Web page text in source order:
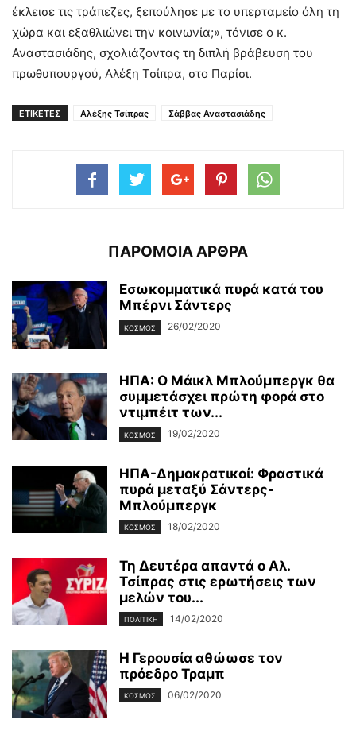
έκλεισε τις τράπεζες, ξεπούλησε με το υπερταμείο όλη τη
χώρα και εξαθλιώνει την κοινωνία;», τόνισε ο κ.
Αναστασιάδης, σχολιάζοντας τη διπλή βράβευση του
πρωθυπουργού, Αλέξη Τσίπρα, στο Παρίσι.
ΕΤΙΚΕΤΕΣ Αλέξης Τσίπρας Σάββας Αναστασιάδης
ΠΑΡΟΜΟΙΑ ΑΡΘΡΑ
Εσωκομματικά πυρά κατά του
Μπέρνι Σάντερς
ΚΌΣΜΟΣ 26/02/2020
ΗΠΑ: Ο Μάικλ Μπλούμπεργκ θα
συμμετάσχει πρώτη φορά στο
ντιμπέιτ των...
ΚΌΣΜΟΣ 19/02/2020
ΗΠΑ-Δημοκρατικοί: Φραστικά
πυρά μεταξύ Σάντερς-
Μπλούμπεργκ
ΚΌΣΜΟΣ 18/02/2020
Τη Δευτέρα απαντά ο Αλ.
Τσίπρας στις ερωτήσεις των
μελών του...
ΠΟΛΙΤΙΚΉ 14/02/2020
Η Γερουσία αθώωσε τον
πρόεδρο Τραμπ
ΚΌΣΜΟΣ 06/02/2020